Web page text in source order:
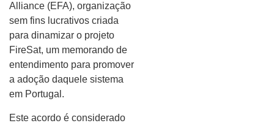
Alliance (EFA), organização
sem fins lucrativos criada
para dinamizar o projeto
FireSat, um memorando de
entendimento para promover
a adoção daquele sistema
em Portugal.
Este acordo é considerado